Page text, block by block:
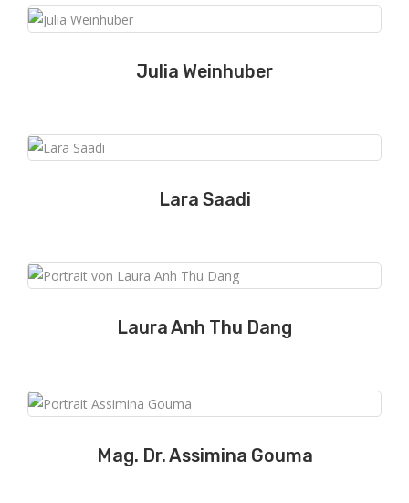
Julia Weinhuber
Lara Saadi
Laura Anh Thu Dang
Mag. Dr. Assimina Gouma